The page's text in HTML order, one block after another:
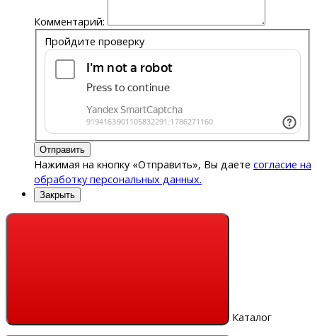
Комментарий:
Пройдите проверку
Отправить
Нажимая на кнопку «Отправить», Вы даете согласие на
обработку персональных данных.
Закрыть
Каталог